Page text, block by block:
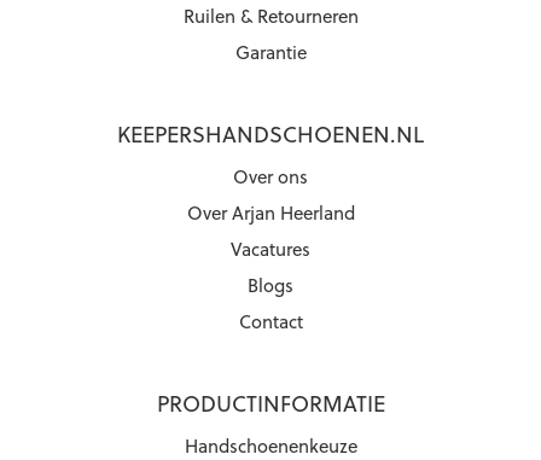
Ruilen & Retourneren
Garantie
KEEPERSHANDSCHOENEN.NL
Over ons
Over Arjan Heerland
Vacatures
Blogs
Contact
PRODUCTINFORMATIE
Handschoenenkeuze